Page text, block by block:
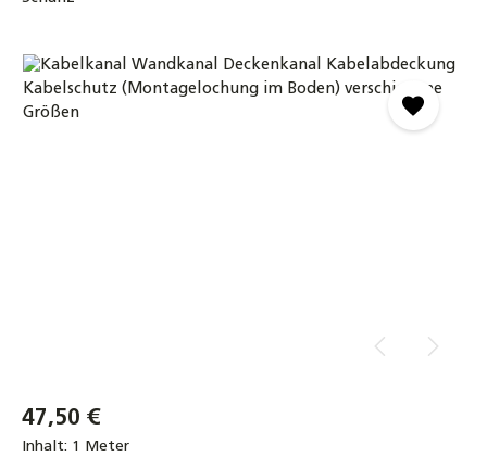
Bildergalerie überspringen
47,50 €
Inhalt: 1 Meter